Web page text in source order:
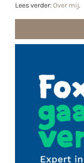
Lees verder:Over mij.